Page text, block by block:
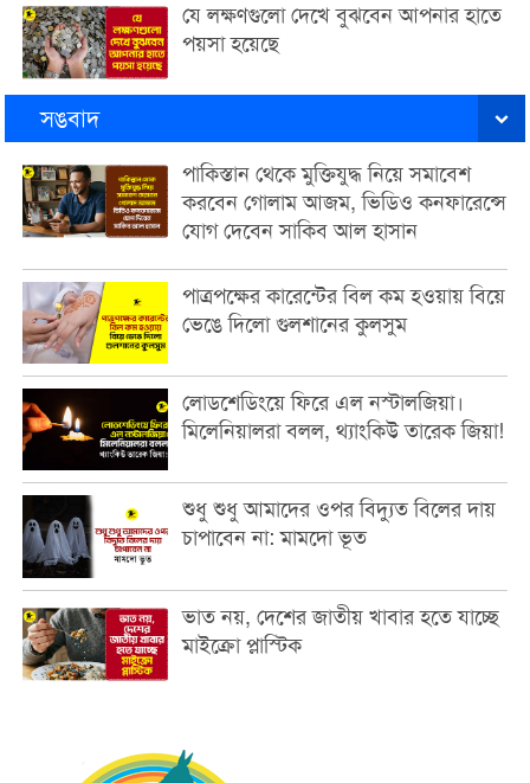
যে লক্ষণগুলো দেখে বুঝবেন আপনার হাতে
পয়সা হয়েছে
সঙবাদ
পাকিস্তান থেকে মুক্তিযুদ্ধ নিয়ে সমাবেশ
করবেন গোলাম আজম, ভিডিও কনফারেন্সে
যোগ দেবেন সাকিব আল হাসান
পাত্রপক্ষের কারেন্টের বিল কম হওয়ায় বিয়ে
ভেঙে দিলো গুলশানের কুলসুম
লোডশেডিংয়ে ফিরে এল নস্টালজিয়া।
মিলেনিয়ালরা বলল, থ্যাংকিউ তারেক জিয়া!
শুধু শুধু আমাদের ওপর বিদ্যুত বিলের দায়
চাপাবেন না: মামদো ভূত
ভাত নয়, দেশের জাতীয় খাবার হতে যাচ্ছে
মাইক্রো প্লাস্টিক